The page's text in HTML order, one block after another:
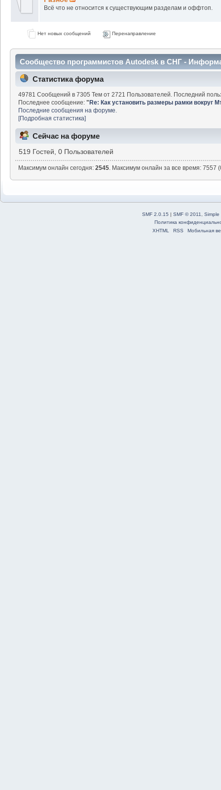
Всё что не относится к существующим разделам и оффтоп.
Нет новых сообщений Перенаправление
Сообщество программистов Autodesk в СНГ -
Статистика форума
49781 Сообщений в 7305 Тем от 2721 Пользователей. Последний
Последнее сообщение:"Re: Как установить размеры рамки вокруг
Последние сообщения на форуме.
[Подробная статистика]
Сейчас на форуме
519 Гостей, 0 Пользователей
Максимум онлайн сегодня:2545. Максимум онлайн за все время: 7557
SMF 2.0.15 | SMF © 2011
Simple
Политика
XHTML
RSS Мобильная